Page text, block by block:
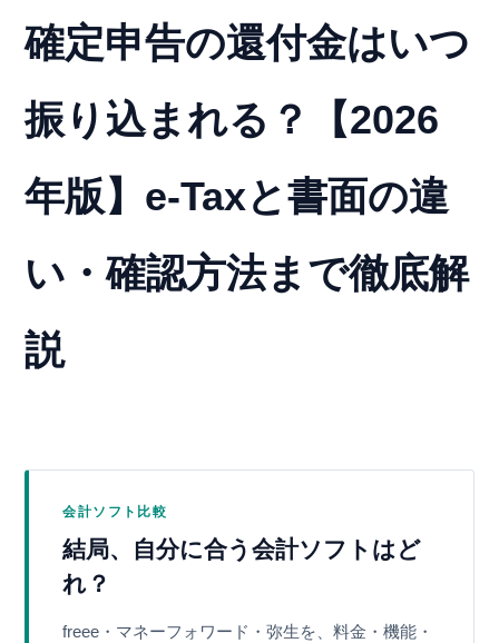
確定申告の還付金はいつ
振り込まれる？【2026
年版】e-Taxと書面の違
い・確認方法まで徹底解
説
会計ソフト比較
結局、自分に合う会計ソフトはど
れ？
freee・マネーフォワード・弥生を、料金・機能・